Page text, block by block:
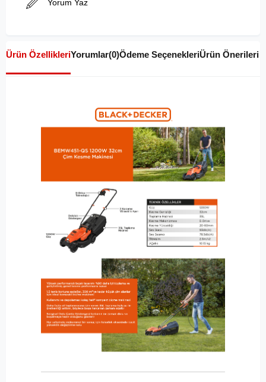
Yorum Yaz
Ürün ÖzellikleriYorumlar(0)Ödeme SeçenekleriÜrün Önerileri